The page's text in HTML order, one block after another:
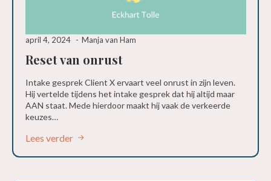
Reset van onrust
april 4, 2024 Manja van Ham
Intake gesprek Client X ervaart veel onrust in zijn leven.
Hij vertelde tijdens het intake gesprek dat hij altijd maar
AAN staat. Mede hierdoor maakt hij vaak de verkeerde
keuzes…
Lees verder